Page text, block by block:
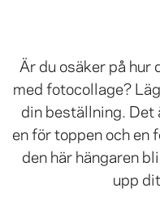
Är du osäker på hur
med fotocollage?
din beställning. Det
en för toppen och en
den här hängaren
upp